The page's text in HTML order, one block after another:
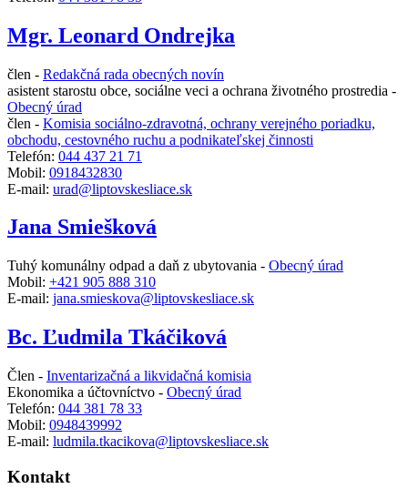
Mgr. Leonard Ondrejka
člen - Redakčná rada obecných novín
asistent starostu obce, sociálne veci a ochrana životného prostredia -
Obecný úrad
člen - Komisia sociálno-zdravotná, ochrany verejného poriadku,
obchodu, cestovného ruchu a podnikateľskej činnosti
Telefón: 044 437 21 71
Mobil: 0918432830
E-mail: urad@liptovskesliace.sk
Jana Smiešková
Tuhý komunálny odpad a daň z ubytovania - Obecný úrad
Mobil: +421 905 888 310
E-mail: jana.smieskova@liptovskesliace.sk
Bc. Ľudmila Tkáčiková
Člen - Inventarizačná a likvidačná komisia
Ekonomika a účtovníctvo - Obecný úrad
Telefón: 044 381 78 33
Mobil: 0948439992
E-mail: ludmila.tkacikova@liptovskesliace.sk
Kontakt